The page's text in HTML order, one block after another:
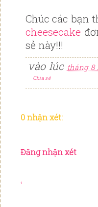
Chúc các bạn
cheesecake
sẻ này!!!
vào lúc tháng 8
Chia sẻ
0 nhận xét:
Đăng nhận xét
‹